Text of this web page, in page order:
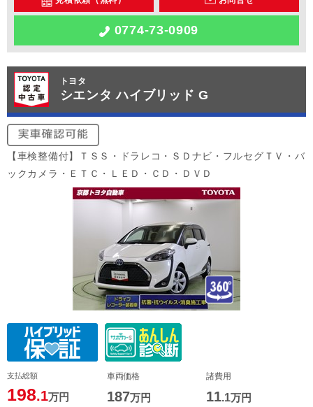
0774-73-0909
トヨタ
シエンタ ハイブリッド G
【車検整備付】ＴＳＳ・ドラレコ・ＳＤナビ・フルセグＴＶ・バ
ックカメラ・ＥＴＣ・ＬＥＤ・ＣＤ・ＤＶＤ
支払総額
198.1万円
車両価格
187万円
諸費用
11.1万円